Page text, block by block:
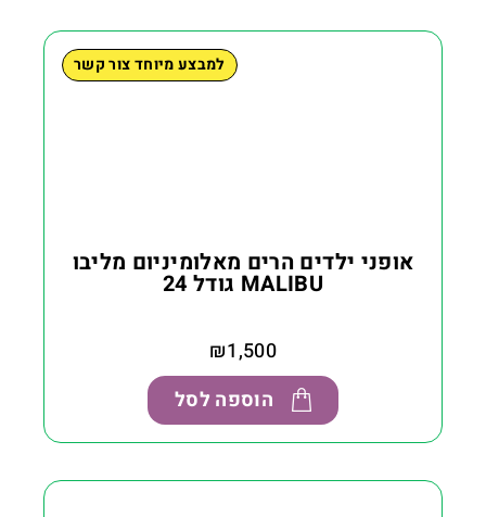
למבצע מיוחד צור קשר
אופני ילדים הרים מאלומיניום מליבו
MALIBU גודל 24
₪1,500
הוספה לסל